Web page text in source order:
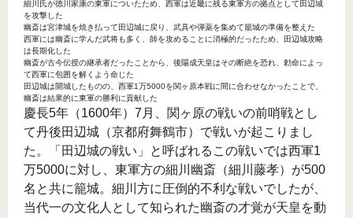
細川氏が徳川家康の東軍についたため、西軍は近畿に残る東軍方の拠点として田辺城
を攻撃した
幽斎は宮津城を焼き払って田辺城に戻り、武具や弾薬を集めて籠城の準備を整えた
西軍には幽斎に学んだ武将も多く、師を攻めることに消極的だったため、田辺城攻略
は長期化した
幽斎が古今伝授の継承者だったことから、後陽成天皇はその断絶を恐れ、勅命によっ
て西軍に包囲を解くよう命じた
田辺城は開城したものの、西軍1万5000を関ヶ原本戦に間に合わせなかったことで、
幽斎は結果的に東軍の勝利に貢献した
慶長5年（1600年）7月、関ヶ原の戦いの前哨戦とし
て丹後田辺城（京都府舞鶴市）で戦いが起こりまし
た。「田辺城の戦い」と呼ばれるこの戦いでは西軍1
万5000に対し、東軍方の細川幽斎（細川藤孝）が500
名と共に籠城。細川方に圧倒的不利な戦いでしたが、
当代一の文化人として知られた幽斎の才覚が天皇を動